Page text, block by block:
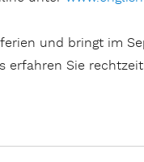
und bringt im
erfahren Sie